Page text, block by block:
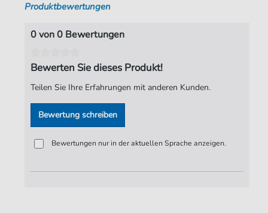
Tonart:
Autoren:
Knuth
Verlag:
Jürgen Knuth
Produktbewertungen
0 von 0 Bewertungen
Bewerten Sie dieses Produkt!
Teilen Sie Ihre Erfahrungen mit anderen Kunden.
Bewertung schreiben
Bewertungen nur in der aktuellen Sprache anzeigen.